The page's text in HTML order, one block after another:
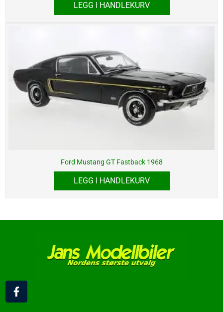
LEGG I HANDLEKURV
Ford Mustang GT Fastback 1968
LEGG I HANDLEKURV
F
a
c